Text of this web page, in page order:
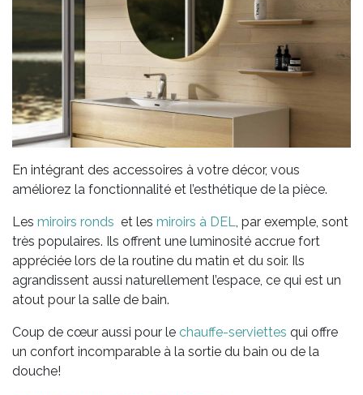
En intégrant des accessoires à votre décor, vous
améliorez la fonctionnalité et l’esthétique de la pièce.
Les miroirs ronds et les miroirs à DEL, par exemple, sont
très populaires. Ils offrent une luminosité accrue fort
appréciée lors de la routine du matin et du soir. Ils
agrandissent aussi naturellement l’espace, ce qui est un
atout pour la salle de bain.
Coup de cœur aussi pour le chauffe-serviettes qui offre
un confort incomparable à la sortie du bain ou de la
douche!